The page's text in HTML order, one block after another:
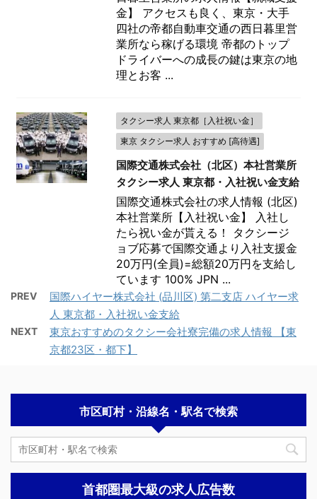
金】 アクセスも良く、東京・大手
四社の帝都自動車交通の西日暮里営
業所なら稼げる環境 帝都のトップ
ドライバーへの成長の鍵は東京の地
理とお客 ...
タクシー求人 東京都［入社祝い金］
東京 タクシー求人 おすすめ [高待遇]
国際交通株式会社（北区）本社営業所
タクシー求人 東京都・入社祝い金支給
国際交通株式会社の求人情報 (北区)
本社営業所【入社祝い金】 入社し
たら祝い金が貰える！ タクシージ
ョブ応募で国際交通より入社支援金
20万円(全員)=総額20万円を支給し
ています 100% JPN ...
PREV
国際ハイヤー株式会社 (品川区) 第二支店 ハイヤー求
人 東京都・入社祝い金支給
NEXT
東京おすすめのタクシー会社寮完備の求人情報 【東
京都23区・都下】
市区町村・沿線名・駅名で検索
首都圏最大級の求人広告数